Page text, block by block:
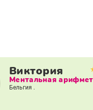
Виктория
Ментальная
Бельгия .